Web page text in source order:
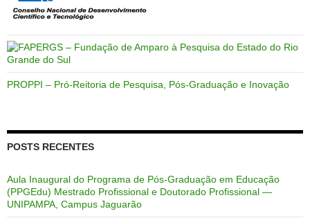
PROPPI – Pró-Reitoria de Pesquisa, Pós-Graduação e Inovação
POSTS RECENTES
Aula Inaugural do Programa de Pós-Graduação em Educação
(PPGEdu) Mestrado Profissional e Doutorado Profissional —
UNIPAMPA, Campus Jaguarão